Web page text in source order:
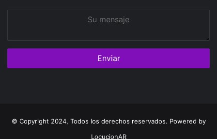
© Copyright 2024, Todos los derechos reservados. Powered by
LocucionAR